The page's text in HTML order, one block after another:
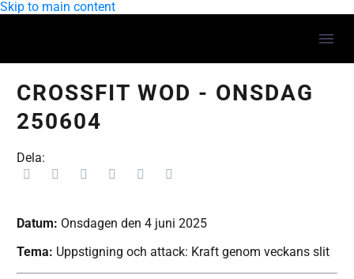
Skip to main content
CROSSFIT WOD - ONSDAG
250604
Dela:
Datum: Onsdagen den 4 juni 2025
Tema: Uppstigning och attack: Kraft genom veckans slit